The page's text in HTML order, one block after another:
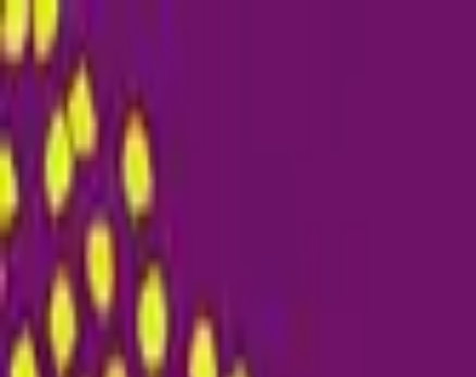
Publie / booste ton event
FR-EN
Explore
Agenda
Guides
Cherche